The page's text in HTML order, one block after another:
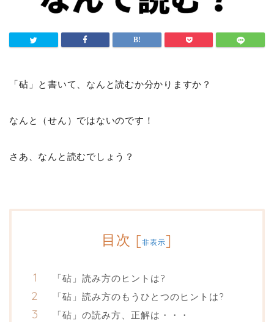
「砧」と書いて、なんと読むか分かりますか？
なんと（せん）ではないのです！
さあ、なんと読むでしょう？
目次 [非表示]
「砧」読み方のヒントは?
「砧」読み方のもうひとつのヒントは?
「砧」の読み方、正解は・・・